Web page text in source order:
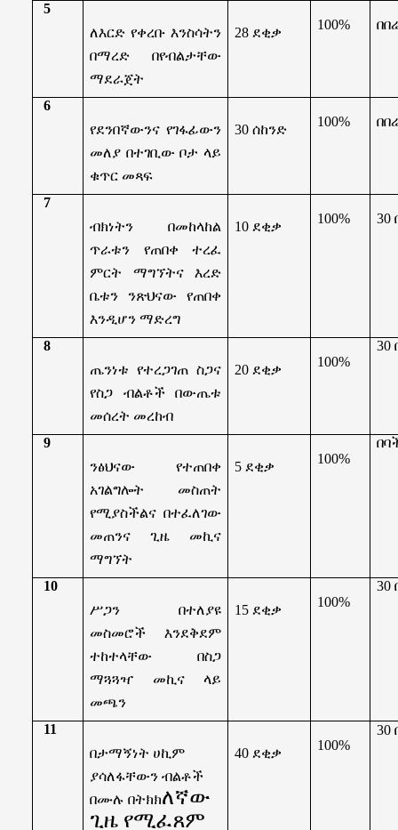
5
ለእርድ የቀረቡ እንስሳትን
በማረድ በየብልታቸው
ማደራጀት
28 ደቂቃ
100%
6
የደንበኛውንና የገፋፊውን
መለያ በተገቢው ቦታ ላይ
ቁጥር መጻፍ
30ሰከንድ
100%
7
ብክነትን በመከላከል
ጥራቱን የጠበቀ ተረፈ
ምርት ማግኘትና እረድ
ቤቱን ንጽህናው የጠበቀ
እንዲሆን ማድረግ
10 ደቂቃ
100% 30
8
ጤንነቱ የተረጋገጠ ስጋና
የስጋ ብልቶች በውጤቱ
መሰረት መረከብ
20 ደቂቃ
100%
30
9
ንፅህናው የተጠበቀ
አገልግሎት መስጠት
የሚያስችልና በተፈለገው
መጠንና ጊዜ መኪና
ማግኘት
5 ደቂቃ
100%
10
ሥጋን በተለያዩ
መስመሮች እንደቅደም
ተከተላቸው በስጋ
ማጓጓዣ መኪና ላይ
መጫን
15 ደቂቃ
100%
30
11
በታማኝነት ሀኪም
ያሳለፋቸውን ብልቶች
በሙሉ በትክክለኛው
ጊዜ የሚፈጸም
40 ደቂቃ
100%
30